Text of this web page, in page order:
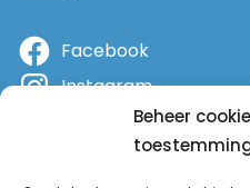
Beheer cookie
Facebook
Instagram
YouTube